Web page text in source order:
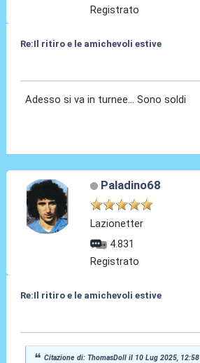
Registrato
Re:Il ritiro e le amichevoli estive
Adesso si va in turnee... Sono soldi
Paladino68
Lazionetter
4.831
Registrato
Re:Il ritiro e le amichevoli estive
Citazione di: ThomasDoll il 10 Lug 2025, 12:58